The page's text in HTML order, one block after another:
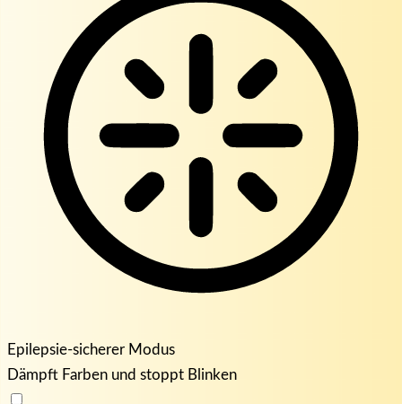
Epilepsie-sicherer Modus
Dämpft Farben und stoppt Blinken